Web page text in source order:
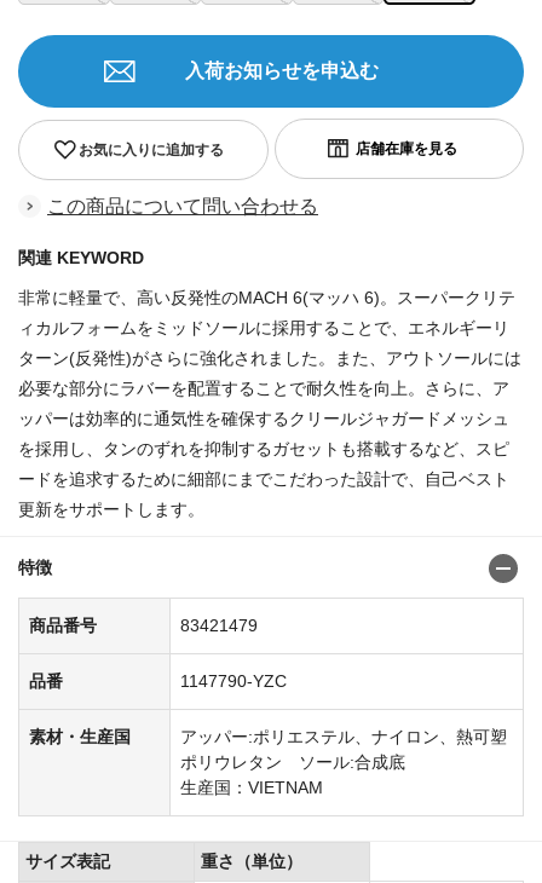
お気に入りに追加する
入荷お知らせを申込む
この商品について問い合わせる
関連 KEYWORD
非常に軽量で、高い反発性のMACH 6(マッハ 6)。スーパークリテ
ィカルフォームをミッドソールに採用することで、エネルギーリ
ターン(反発性)がさらに強化されました。また、アウトソールには
必要な部分にラバーを配置することで耐久性を向上。さらに、ア
ッパーは効率的に通気性を確保するクリールジャガードメッシュ
を採用し、タンのずれを抑制するガセットも搭載するなど、スピ
ードを追求するために細部にまでこだわった設計で、自己ベスト
更新をサポートします。
特徴
商品番号 83421479
品番 1147790-YZC
素材・生産国
アッパー:ポリエステル、ナイロン、熱可塑
ポリウレタン ソール:合成底
生産国：VIETNAM
サイズ表記
重さ（単位）